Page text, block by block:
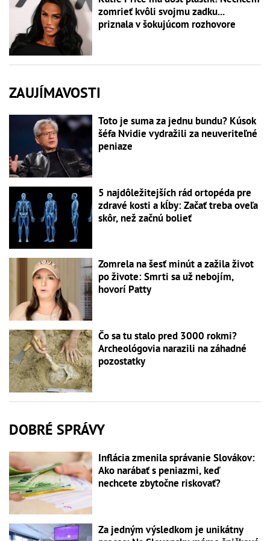
zomrieť kvôli svojmu zadku...
priznala v šokujúcom rozhovore
ZAUJÍMAVOSTI
Toto je suma za jednu bundu? Kúsok
šéfa Nvidie vydražili za neuveriteľné
peniaze
5 najdôležitejších rád ortopéda pre
zdravé kosti a kĺby: Začať treba oveľa
skôr, než začnú bolieť
Zomrela na šesť minút a zažila život
po živote: Smrti sa už nebojím,
hovorí Patty
Čo sa tu stalo pred 3000 rokmi?
Archeológovia narazili na záhadné
pozostatky
DOBRÉ SPRÁVY
Inflácia zmenila správanie Slovákov:
Ako narábať s peniazmi, keď
nechcete zbytočne riskovať?
Za jedným výsledkom je unikátny